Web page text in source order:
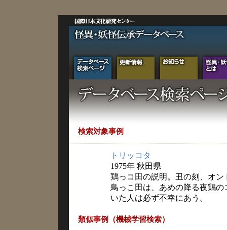
検索対象事例
トリッコタ
1975年 秋田県
鶏っコ田の説明。丑の刻、オ
鳥っこ田は、あめの降る夜鶏
いた人は必ず不幸にあう。
類似事例（機械学習検索）